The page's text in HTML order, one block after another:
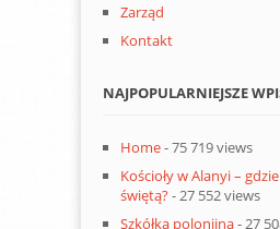
Zarząd
Kontakt
NAJPOPULARNIEJSZE
Home- 75 719 views
Kościoły w Alanyi –
świętą?- 27 552 views
Szkółka polonijna- 27